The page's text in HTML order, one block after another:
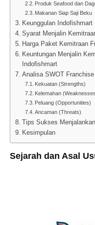
Produk Seafood dan
Makanan Siap Saji Beku
Keunggulan Indofishmart
Syarat Menjalin
Harga Paket Kemitraan
Keuntungan Menjalin
Indofishmart
Analisa SWOT
Kekuatan (Strengths)
Kelemahan
Peluang (Opportunities)
Ancaman (Threats)
Tips Sukses
Kesimpulan
Sejarah dan Asal